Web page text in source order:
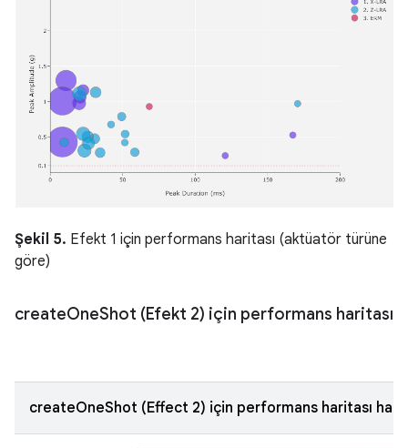
Şekil 5. Efekt 1 için performans haritası (aktüatör türüne
göre)
createOneShot (Efekt 2) için performans haritası
createOneShot (Effect 2) için performans haritası